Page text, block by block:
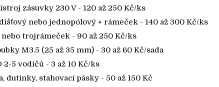
zásuvky 230 V - 120 až 250 Kč/ks
nebo jednopólový + rámeček - 140 až 300 Kč/ks
trojrámeček - 90 až 250 Kč/ks
M3.5 (25 až 35 mm) - 30 až 60 Kč/sada
2-5 vodičů - 3 až 10 Kč/ks
dutinky, stahovací pásky - 50 až 150 Kč